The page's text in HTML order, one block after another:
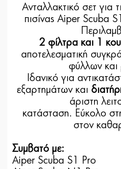
Ανταλλακτικό σετ για
πισίνας Aiper Scuba
2 φίλτρα και 1
αποτελεσματική
φύλλων και
Ιδανικό για
εξαρτημάτων και
άριστη
κατάσταση. Εύκολο
στον
Συμβατό με:
Aiper Scuba S1 Pro